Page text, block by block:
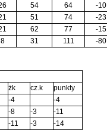
54 64
-10
51 74
-23
62 77
-15
8 31 111 -80
żk cz.k
punkty
-4
-4
-8 -3
-11
-11 -3
-14